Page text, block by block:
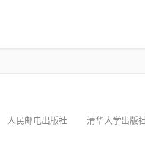
人民邮电出版社 清华大学出版